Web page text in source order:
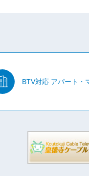
BTV対応 アパート・